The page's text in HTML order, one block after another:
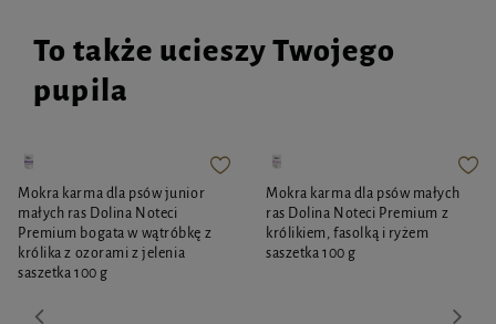
To także ucieszy Twojego
pupila
Mokra karma dla psów junior
małych ras Dolina Noteci
Premium bogata w wątróbkę z
królika z ozorami z jelenia
saszetka 100 g
Mokra karma dla psów małych
ras Dolina Noteci Premium z
królikiem, fasolką i ryżem
saszetka 100 g